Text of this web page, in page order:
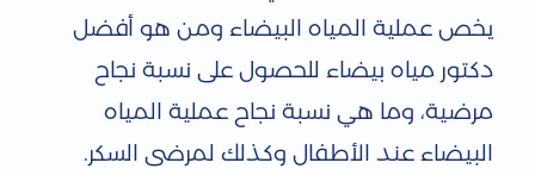
ع
م
ل
يخص عملية المياه البيضاء ومن هو أفضل
دكتور مياه بيضاء للحصول على نسبة نجاح
مرضية، وما هي نسبة نجاح عملية المياه
البيضاء عند الأطفال وكذلك لمرضى السكر.